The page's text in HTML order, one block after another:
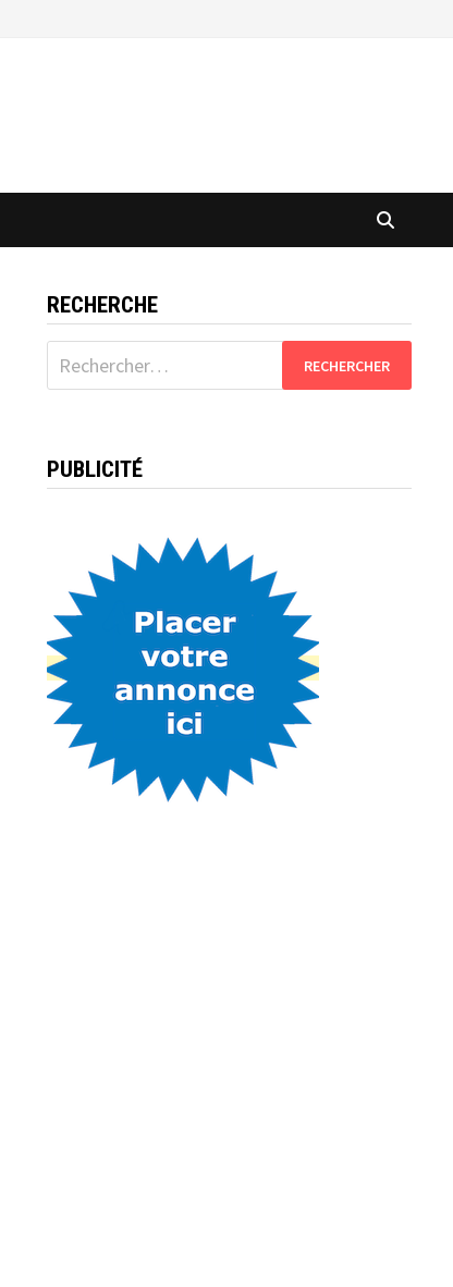
RECHERCHE
Rechercher :
PUBLICITÉ